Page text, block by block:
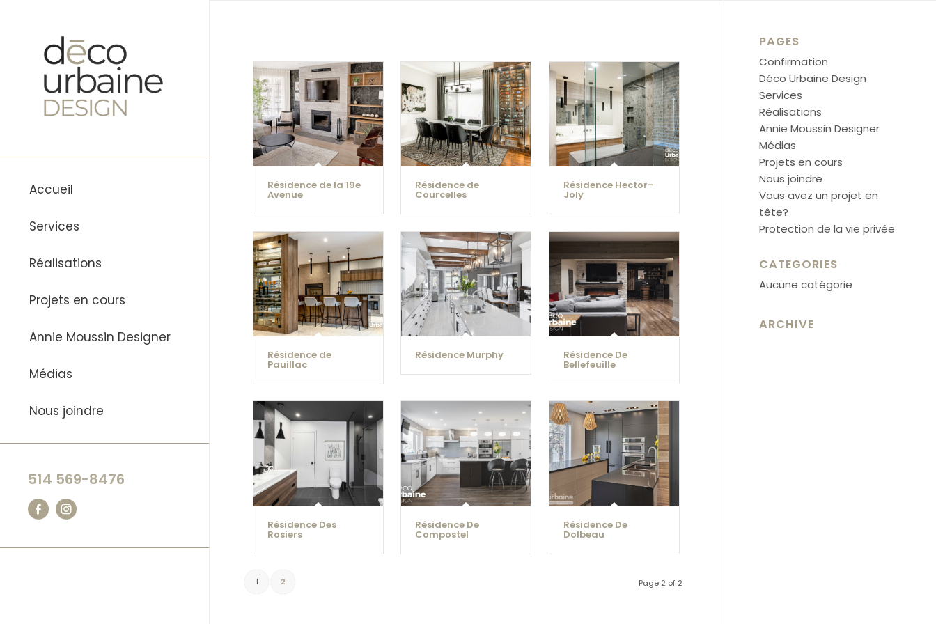
Accueil
Services
Réalisations
Projets en cours
Annie Moussin Designer
Médias
Nous joindre
514 569-8476
Résidence de la 19e
Avenue
Résidence de
Courcelles
Résidence Hector-
Joly
Résidence de
Pauillac
Résidence Murphy Résidence De
Bellefeuille
Résidence Des
Rosiers
Résidence De
Compostel
Résidence De
Dolbeau
Page 2 of 2
1 2
PAGES
Confirmation
Déco Urbaine Design
Services
Réalisations
Annie Moussin Designer
Médias
Projets en cours
Nous joindre
Vous avez un projet en
tête?
Protection de la vie privée
CATEGORIES
Aucune catégorie
ARCHIVE